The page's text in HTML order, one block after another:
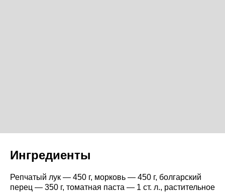
Ингредиенты
Репчатый лук — 450 г, морковь — 450 г, болгарский
перец — 350 г, томатная паста — 1 ст. л., растительное